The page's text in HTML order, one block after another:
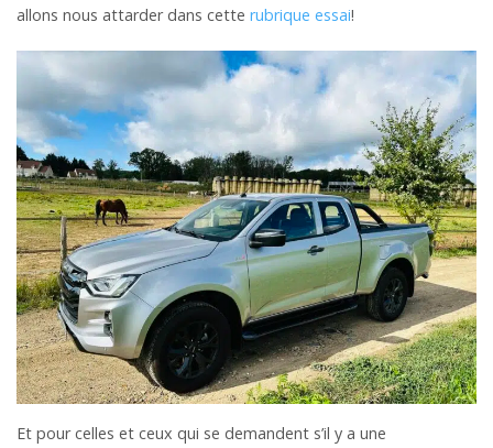
allons nous attarder dans cette rubrique essai!
Et pour celles et ceux qui se demandent s’il y a une